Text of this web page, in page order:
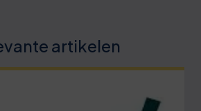
artikelen